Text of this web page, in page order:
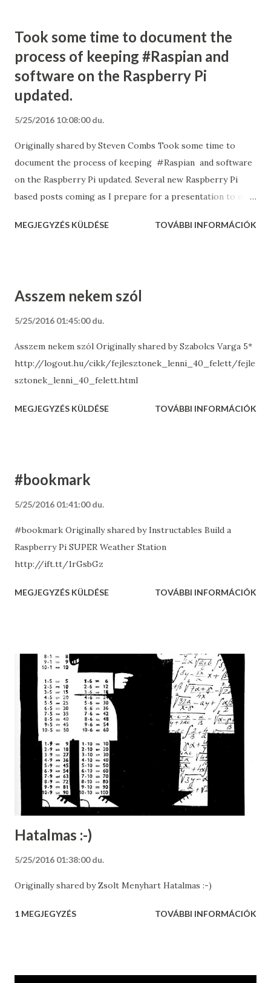
Took some time to document the
process of keeping #Raspian and
software on the Raspberry Pi
updated.
5/25/2016 10:08:00 du.
Originally shared by Steven Combs Took some time to
document the process of keeping #Raspian and software
on the Raspberry Pi updated. Several new Raspberry Pi
based posts coming as I prepare for a presentation to our
http://www.stevencombs.com/raspberrypi/2016/05/25/u
MEGJEGYZÉS KÜLDÉSE TOVÁBBI INFORMÁCIÓK
Asszem nekem szól
5/25/2016 01:45:00 du.
Asszem nekem szól Originally shared by Szabolcs Varga 5*
http://logout.hu/cikk/fejlesztonek_lenni_40_felett/fejle
sztonek_lenni_40_felett.html
MEGJEGYZÉS KÜLDÉSE TOVÁBBI INFORMÁCIÓK
#bookmark
5/25/2016 01:41:00 du.
#bookmark Originally shared by Instructables Build a
Raspberry Pi SUPER Weather Station
http://ift.tt/1rGsbGz
MEGJEGYZÉS KÜLDÉSE TOVÁBBI INFORMÁCIÓK
Hatalmas :-)
5/25/2016 01:38:00 du.
Originally shared by Zsolt Menyhart Hatalmas :-)
1 MEGJEGYZÉS TOVÁBBI INFORMÁCIÓK